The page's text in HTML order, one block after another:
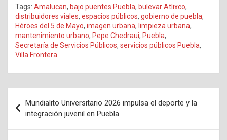
Tags: Amalucan, bajo puentes Puebla, bulevar Atlixco,
distribuidores viales, espacios públicos, gobierno de puebla,
Héroes del 5 de Mayo, imagen urbana, limpieza urbana,
mantenimiento urbano, Pepe Chedraui, Puebla,
Secretaría de Servicios Públicos, servicios públicos Puebla,
Villa Frontera
de
entradas
Mundialito Universitario 2026 impulsa el deporte y la
integración juvenil en Puebla